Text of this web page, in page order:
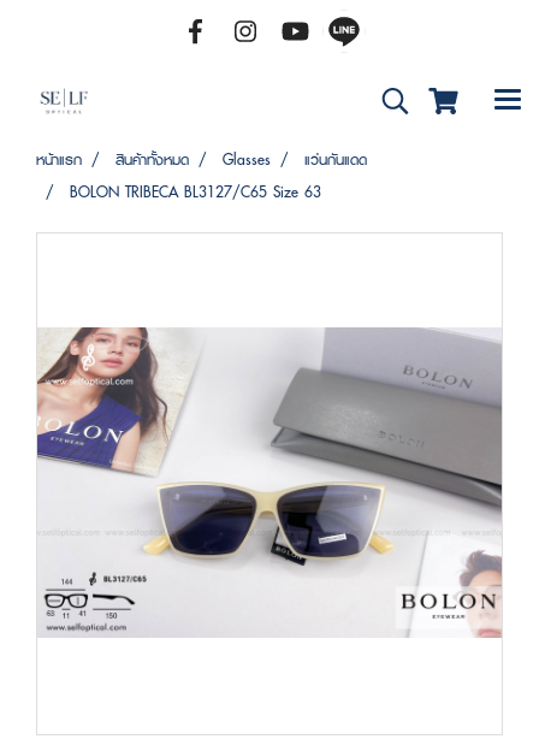
หน้าแรก สินค้าทั้งหมด Glasses
แว่นกันแดด
BOLON TRIBECA BL3127/C65 Size 63